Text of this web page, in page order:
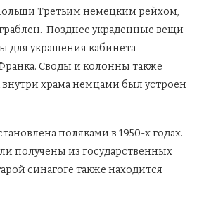
Третьим немецким рейхом,
Позднее украденные вещи
для украшения кабинета
Своды и колонны также
храма немцами был устроен
поляками в 1950-х годах.
получены из государственных
синагоге также находится